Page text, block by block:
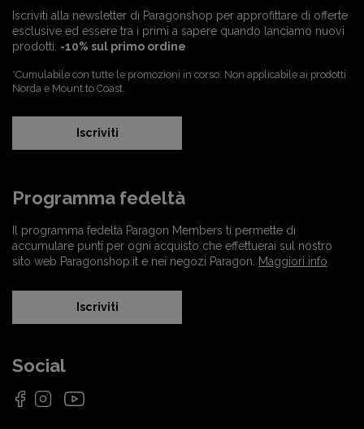
Iscriviti alla newsletter di Paragonshop per approfittare di offerte
esclusive ed essere tra i primi a sapere quando lanciamo nuovi
prodotti. -10% sul primo ordine
*Cumulabile con tutte le promozioni in corso. Non applicabile ai prodotti
Norda e Mount to Coast.
Iscriviti
Programma fedeltà
Il programma fedeltà Paragon Members ti permette di
accumulare punti per ogni acquisto che effettuerai sul nostro
sito web Paragonshop.it e nei negozi Paragon.
Maggiori info
Iscriviti
Social